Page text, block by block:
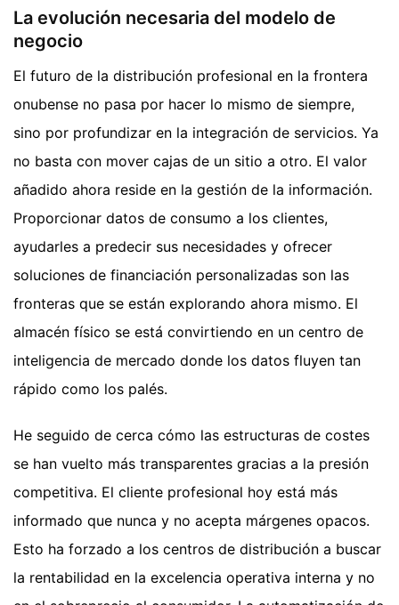
La evolución necesaria del modelo de
negocio
El futuro de la distribución profesional en la frontera
onubense no pasa por hacer lo mismo de siempre,
sino por profundizar en la integración de servicios. Ya
no basta con mover cajas de un sitio a otro. El valor
añadido ahora reside en la gestión de la información.
Proporcionar datos de consumo a los clientes,
ayudarles a predecir sus necesidades y ofrecer
soluciones de financiación personalizadas son las
fronteras que se están explorando ahora mismo. El
almacén físico se está convirtiendo en un centro de
inteligencia de mercado donde los datos fluyen tan
rápido como los palés.
He seguido de cerca cómo las estructuras de costes
se han vuelto más transparentes gracias a la presión
competitiva. El cliente profesional hoy está más
informado que nunca y no acepta márgenes opacos.
Esto ha forzado a los centros de distribución a buscar
la rentabilidad en la excelencia operativa interna y no